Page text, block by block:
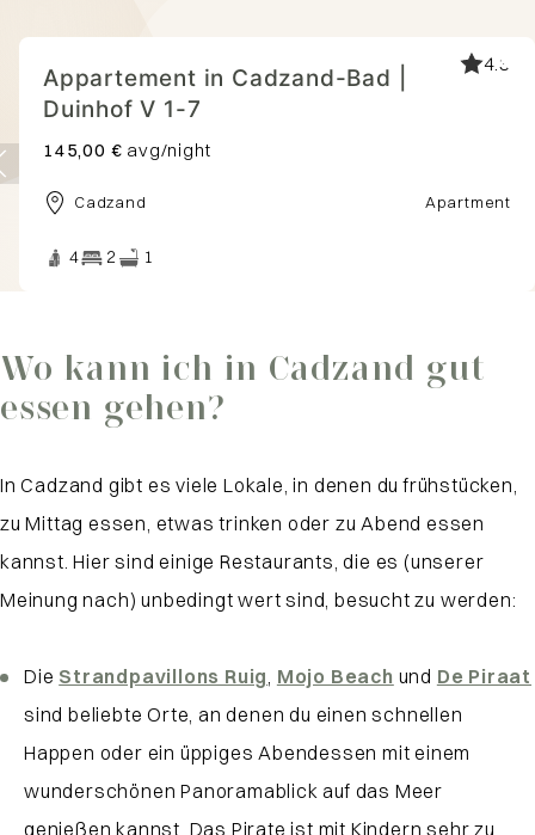
Village
Authentiek vakantiehuis in
Cadzand | Cadshuis - The Barn
3.7
171,00 € avg/night
Cadzand House
4 2 1
Wo kann ich in Cadzand gut
essen gehen?
In Cadzand gibt es viele Lokale, in denen du frühstücken,
zu Mittag essen, etwas trinken oder zu Abend essen
kannst. Hier sind einige Restaurants, die es (unserer
Meinung nach) unbedingt wert sind, besucht zu werden:
Die Strandpavillons Ruig Mojo Beach und De Piraat
sind beliebte Orte, an denen du einen schnellen
Happen oder ein üppiges Abendessen mit einem
wunderschönen Panoramablick auf das Meer
genießen kannst. Das Pirate ist mit Kindern sehr zu